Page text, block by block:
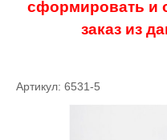
сформировать и
заказ из
Артикул: 6531-5